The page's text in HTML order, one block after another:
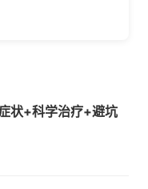
状+科学治疗+避坑